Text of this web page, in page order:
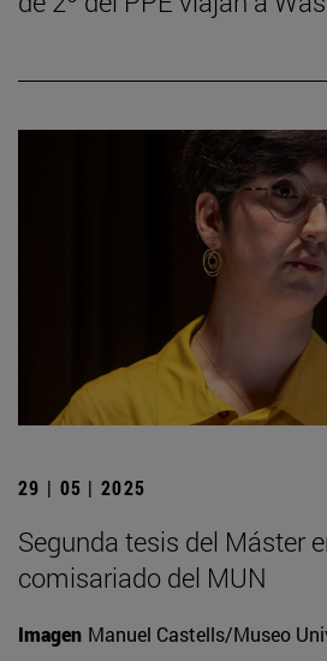
29 | 05 | 2025
Segunda tesis del Máster
comisariado del MUN
Imagen Manuel Castells/Museo